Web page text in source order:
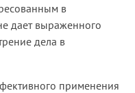
в
дает выраженного
дела в
применения